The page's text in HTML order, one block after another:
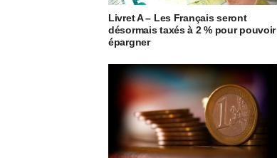
Livret A – Les Français seront
désormais taxés à 2 % pour pouvoir
épargner